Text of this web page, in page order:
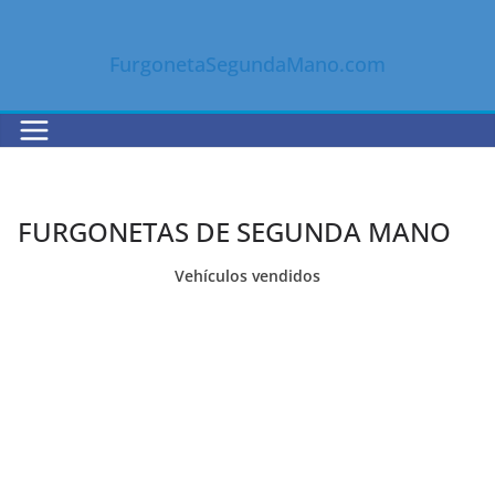
FurgonetaSegundaMano.com
FURGONETAS DE SEGUNDA MANO
Vehículos vendidos